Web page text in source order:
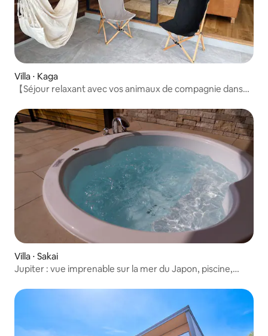
Villa ⋅ Kaga
【Séjour relaxant avec vos animaux de compagnie dans
Villa ⋅ Sakai
Jupiter : vue imprenable sur la mer du Japon, piscine,